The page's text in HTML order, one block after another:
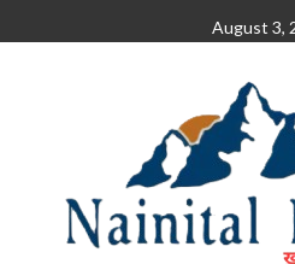
to
August 3,